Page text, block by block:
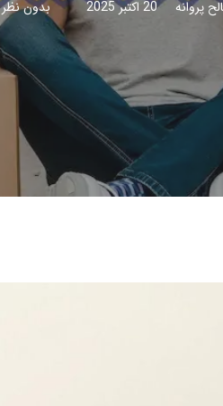
پروانه 20 اکتبر 2025 بدون نظر